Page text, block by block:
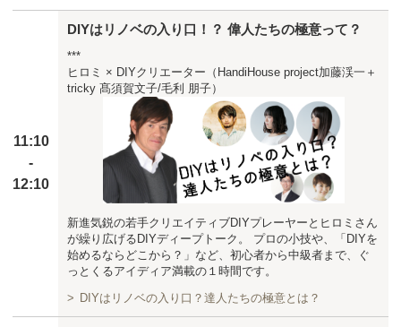
11:10
-
12:10
DIYはリノベの入り口！？ 偉人たちの極意って？
***
ヒロミ × DIYクリエーター（HandiHouse project加藤渓一＋
tricky 髙須賀文子/毛利 朋子）
新進気鋭の若手クリエイティブDIYプレーヤーとヒロミさん
が繰り広げるDIYディープトーク。 プロの小技や、「DIYを
始めるならどこから？」など、初心者から中級者まで、ぐ
っとくるアイディア満載の１時間です。
DIYはリノベの入り口？達人たちの極意とは？